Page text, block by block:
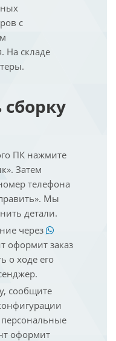
с
На складе
сборку
ПК нажмите
Затем
телефона
Мы
детали.
через
оформит заказ
о ходе его
сообщите
оформит